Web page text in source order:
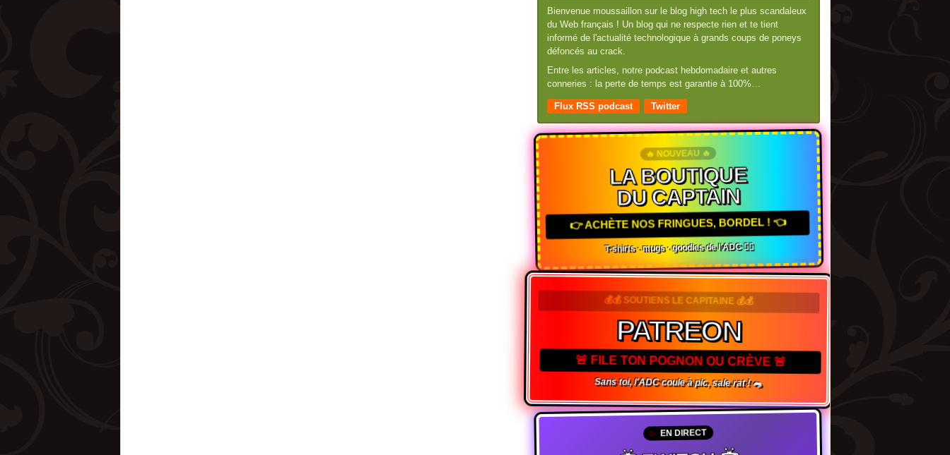
Bienvenue moussaillon sur le blog high tech le plus scandaleux
du Web français ! Un blog qui ne respecte rien et te tient
informé de l'actualité technologique à grands coups de poneys
défoncés au crack.
Entre les articles, notre podcast hebdomadaire et autres
conneries : la perte de temps est garantie à 100%…
Flux RSS podcast Twitter
🔥 NOUVEAU 🔥
LA BOUTIQUE
DU CAPTAIN
👉 ACHÈTE NOS FRINGUES, BORDEL ! 👈
T-shirts · mugs · goodies de l'ADC 🏴‍☠️
💰💰 SOUTIENS LE CAPITAINE 💰💰
PATREON
🚨 FILE TON POGNON OU CRÈVE 🚨
Sans toi, l'ADC coule à pic, sale rat ! 🐀
EN DIRECT